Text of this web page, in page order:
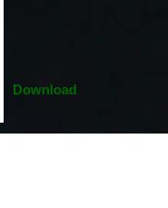
Download